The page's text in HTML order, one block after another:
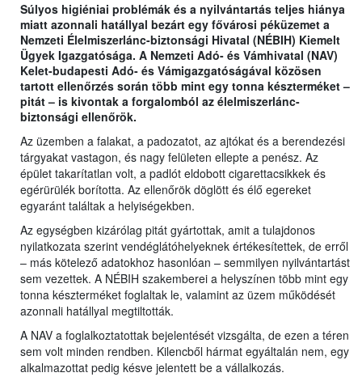
Súlyos higiéniai problémák és a nyilvántartás teljes hiánya
miatt azonnali hatállyal bezárt egy fővárosi péküzemet a
Nemzeti Élelmiszerlánc-biztonsági Hivatal (NÉBIH) Kiemelt
Ügyek Igazgatósága. A Nemzeti Adó- és Vámhivatal (NAV)
Kelet-budapesti Adó- és Vámigazgatóságával közösen
tartott ellenőrzés során több mint egy tonna készterméket –
pitát – is kivontak a forgalomból az élelmiszerlánc-
biztonsági ellenőrök.
Az üzemben a falakat, a padozatot, az ajtókat és a berendezési
tárgyakat vastagon, és nagy felületen ellepte a penész. Az
épület takarítatlan volt, a padlót eldobott cigarettacsikkek és
egérürülék borította. Az ellenőrök döglött és élő egereket
egyaránt találtak a helyiségekben.
Az egységben kizárólag pitát gyártottak, amit a tulajdonos
nyilatkozata szerint vendéglátóhelyeknek értékesítettek, de erről
– más kötelező adatokhoz hasonlóan – semmilyen nyilvántartást
sem vezettek. A NÉBIH szakemberei a helyszínen több mint egy
tonna készterméket foglaltak le, valamint az üzem működését
azonnali hatállyal megtiltották.
A NAV a foglalkoztatottak bejelentését vizsgálta, de ezen a téren
sem volt minden rendben. Kilencből hármat egyáltalán nem, egy
alkalmazottat pedig késve jelentett be a vállalkozás.